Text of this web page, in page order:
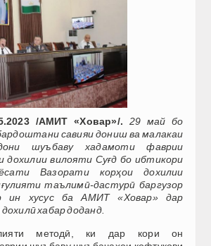
/АМИТ «Ховар»/.
29 май бо
савияи дониш ва малакаи
шуъбаву хадамоти фаврии
дохилии вилояти Суғд бо ибтикори
Вазорати корҳои дохилии
таълимӣ-дастурӣ баргузор
ин хусус ба АМИТ «Ховар» дар
хабар доданд.
методӣ, ки дар кори он